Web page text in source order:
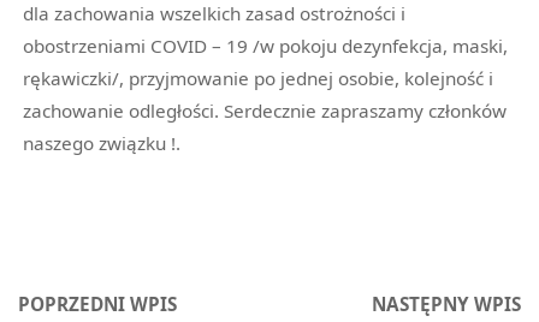
dla zachowania wszelkich zasad ostrożności i
obostrzeniami COVID – 19 /w pokoju dezynfekcja, maski,
rękawiczki/, przyjmowanie po jednej osobie, kolejność i
zachowanie odległości. Serdecznie zapraszamy członków
naszego związku !.
POPRZEDNI WPIS NASTĘPNY WPIS